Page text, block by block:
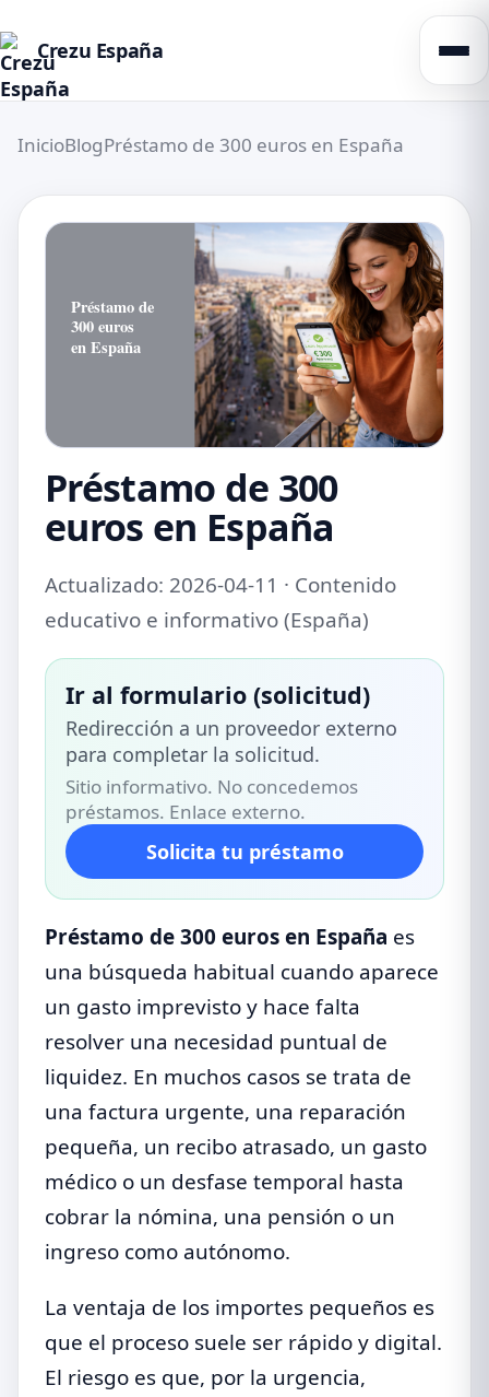
Crezu España
InicioBlogPréstamo de 300 euros en España
Préstamo de 300
euros en España
Actualizado: 2026-04-11 · Contenido
educativo e informativo (España)
Ir al formulario (solicitud)
Redirección a un proveedor externo
para completar la solicitud.
Sitio informativo. No concedemos
préstamos. Enlace externo.
Solicita tu préstamo
Préstamo de 300 euros en España es
una búsqueda habitual cuando aparece
un gasto imprevisto y hace falta
resolver una necesidad puntual de
liquidez. En muchos casos se trata de
una factura urgente, una reparación
pequeña, un recibo atrasado, un gasto
médico o un desfase temporal hasta
cobrar la nómina, una pensión o un
ingreso como autónomo.
La ventaja de los importes pequeños es
que el proceso suele ser rápido y digital.
El riesgo es que, por la urgencia,